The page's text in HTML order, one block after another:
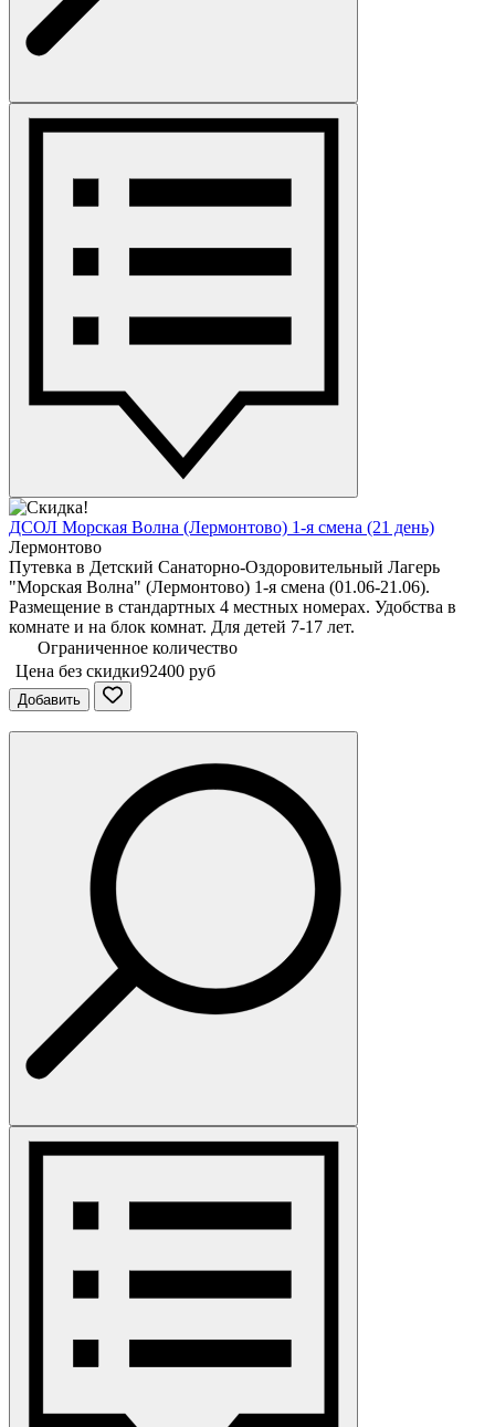
ДСОЛ Морская Волна (Лермонтово) 1-я смена (21 день)
Лермонтово
Путевка в Детский Санаторно-Оздоровительный Лагерь
"Морская Волна" (Лермонтово) 1-я смена (01.06-21.06).
Размещение в стандартных 4 местных номерах. Удобства в
комнате и на блок комнат. Для детей 7-17 лет.
Ограниченное количество
Цена без скидки92400 руб
Добавить